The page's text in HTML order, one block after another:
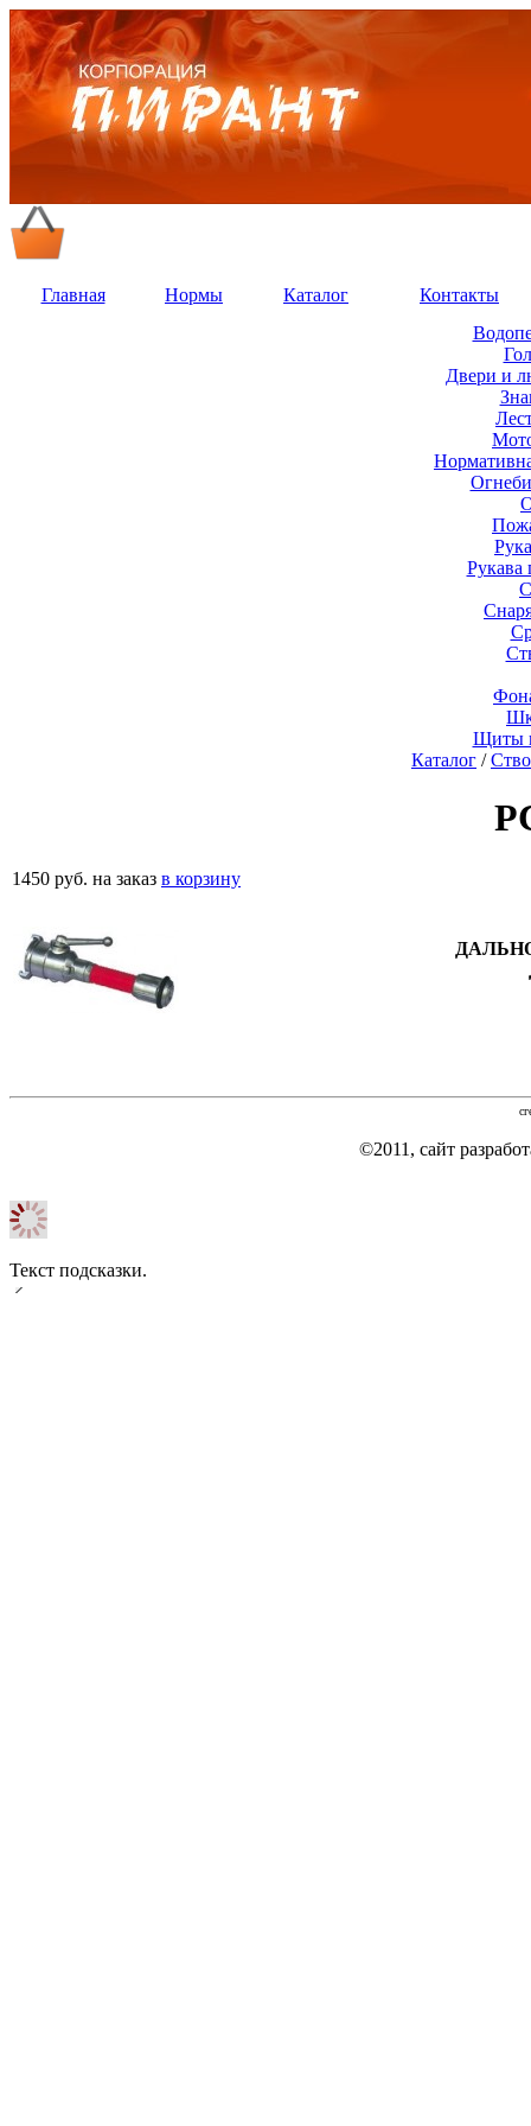
Главная Нормы Каталог
Контакты
Двери и
Рукава
Щиты
Каталог /
1450 руб. на заказ в корзину
©2011, сайт
Текст подсказки.